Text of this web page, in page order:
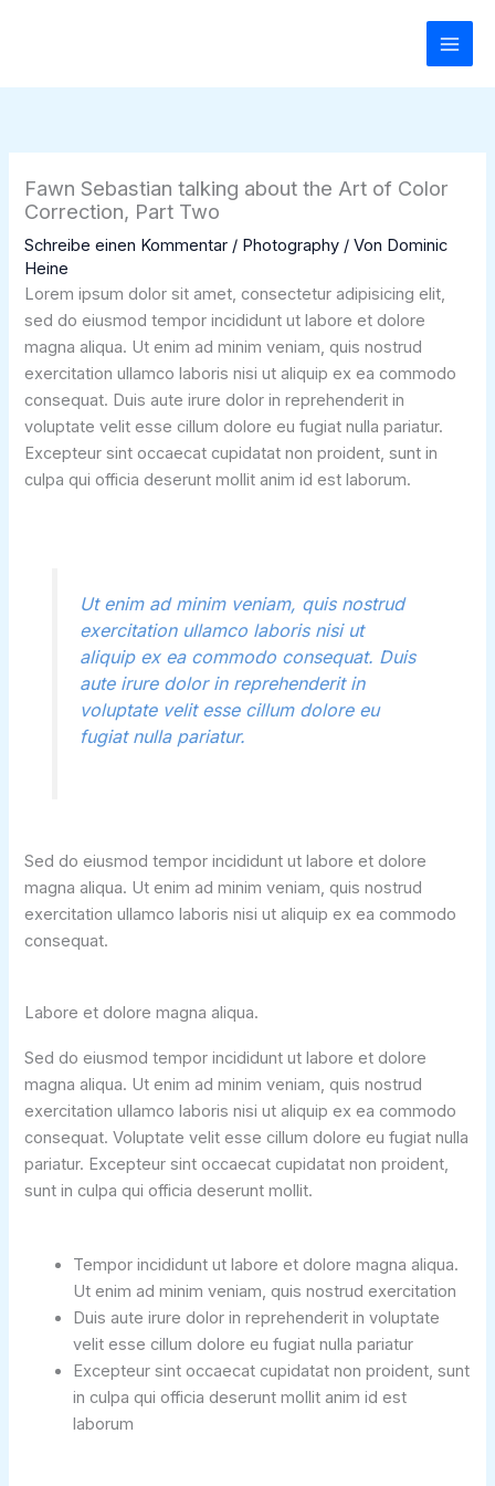
Fawn Sebastian talking about the Art of Color
Correction, Part Two
Schreibe einen Kommentar / Photography / Von Dominic
Heine
Lorem ipsum dolor sit amet, consectetur adipisicing elit,
sed do eiusmod tempor incididunt ut labore et dolore
magna aliqua. Ut enim ad minim veniam, quis nostrud
exercitation ullamco laboris nisi ut aliquip ex ea commodo
consequat. Duis aute irure dolor in reprehenderit in
voluptate velit esse cillum dolore eu fugiat nulla pariatur.
Excepteur sint occaecat cupidatat non proident, sunt in
culpa qui officia deserunt mollit anim id est laborum.
Ut enim ad minim veniam, quis nostrud
exercitation ullamco laboris nisi ut
aliquip ex ea commodo consequat. Duis
aute irure dolor in reprehenderit in
voluptate velit esse cillum dolore eu
fugiat nulla pariatur.
Sed do eiusmod tempor incididunt ut labore et dolore
magna aliqua. Ut enim ad minim veniam, quis nostrud
exercitation ullamco laboris nisi ut aliquip ex ea commodo
consequat.
Labore et dolore magna aliqua.
Sed do eiusmod tempor incididunt ut labore et dolore
magna aliqua. Ut enim ad minim veniam, quis nostrud
exercitation ullamco laboris nisi ut aliquip ex ea commodo
consequat. Voluptate velit esse cillum dolore eu fugiat nulla
pariatur. Excepteur sint occaecat cupidatat non proident,
sunt in culpa qui officia deserunt mollit.
Tempor incididunt ut labore et dolore magna aliqua.
Ut enim ad minim veniam, quis nostrud exercitation
Duis aute irure dolor in reprehenderit in voluptate
velit esse cillum dolore eu fugiat nulla pariatur
Excepteur sint occaecat cupidatat non proident, sunt
in culpa qui officia deserunt mollit anim id est
laborum